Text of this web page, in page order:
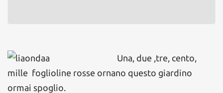
Una, due ,tre, cento,
mille foglioline rosse ornano questo giardino
ormai spoglio.